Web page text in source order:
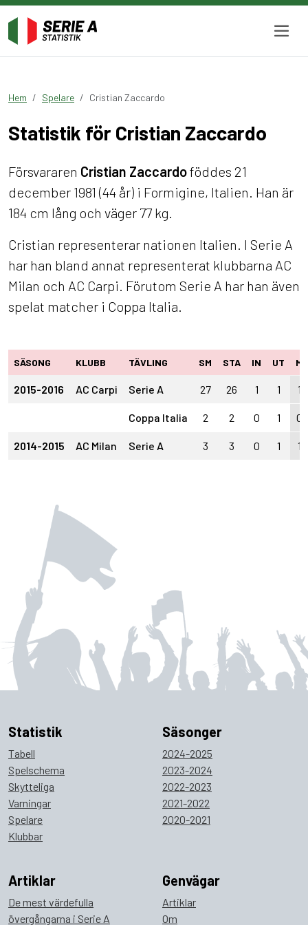
Hem Spelare Cristian Zaccardo
Statistik för Cristian Zaccardo
Försvararen Cristian Zaccardoföddes 21
december 1981 (44 år) i Formigine, Italien. Han är
184 cm lång och väger 77 kg.
Cristian representerar nationen Italien. I Serie A
har han bland annat representerat klubbarna AC
Milan och AC Carpi. Förutom Serie A har han även
spelat matcher i Coppa Italia.
SÄSONG KLUBB TÄVLING SM STA IN UT M
2015-2016 AC Carpi Serie A 27 26 1 1 1
Coppa Italia 2 2 0 1 0
2014-2015 AC Milan Serie A 3 3 0 1 1
Statistik
Tabell
Spelschema
Skytteliga
Varningar
Spelare
Klubbar
Säsonger
2024-2025
2023-2024
2022-2023
2021-2022
2020-2021
Artiklar
De mest värdefulla
övergångarna i Serie A
Genvägar
Artiklar
Om